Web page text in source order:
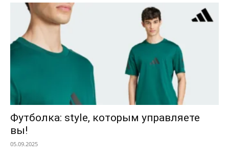
Футболка: style, которым управляете
вы!
05.09.2025